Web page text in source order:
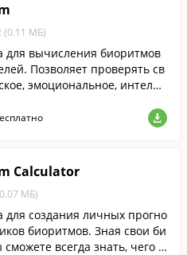
(0.11 МБ)
для вычисления биоритмов
Позволяет проверять св
эмоциональное, интелле
Calculator
МБ)
для создания личных прогно
биоритмов. Зная свои би
всегда знать, чего о